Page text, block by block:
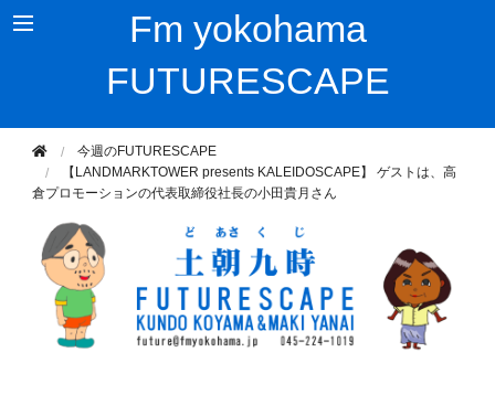
Fm yokohama
FUTURESCAPE
今週のFUTURESCAPE
【LANDMARKTOWER presents KALEIDOSCAPE】 ゲストは、高
倉プロモーションの代表取締役社長の小田貴月さん